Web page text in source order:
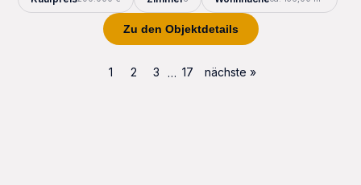
Zu den Objektdetails
1 2 3 … 17 nächste »